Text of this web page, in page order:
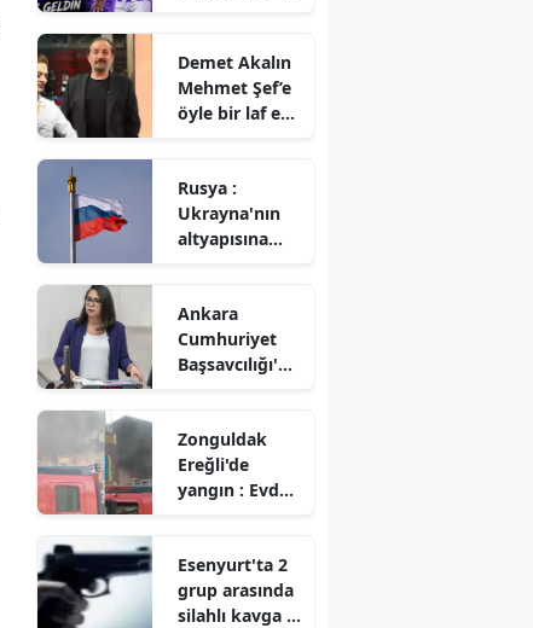
Demet Akalın
Mehmet Şef’e
öyle bir laf etti
havada
uçuştu!
Rusya :
Ukrayna'nın
altyapısına
devam ediyor
Ankara
Cumhuriyet
Başsavcılığı'nd
hakkında
soruşturma
Zonguldak
Ereğli'de
yangın : Evde
Esenyurt'ta 2
grup arasında
silahlı kavga :